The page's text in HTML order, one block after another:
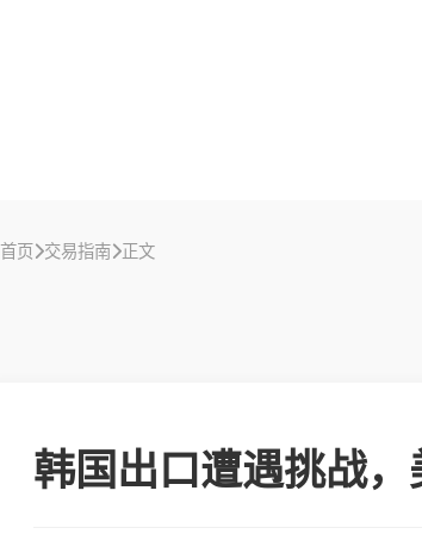
首页 交易指南 正文
韩国出口遭遇挑战